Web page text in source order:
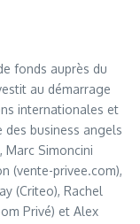
fonds auprès du
au démarrage
internationales et
des business angels
Marc Simoncini
(vente-privee.com),
(Criteo), Rachel
Privé) et Alex